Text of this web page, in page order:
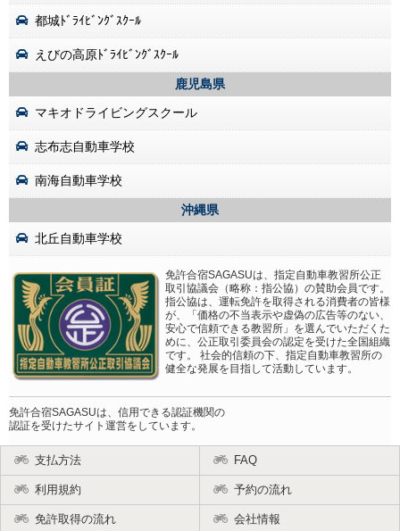
都城ﾄﾞﾗｲﾋﾞﾝｸﾞｽｸｰﾙ
えびの高原ﾄﾞﾗｲﾋﾞﾝｸﾞｽｸｰﾙ
鹿児島県
マキオドライビングスクール
志布志自動車学校
南海自動車学校
沖縄県
北丘自動車学校
免許合宿SAGASUは、指定自動車教習所公正
取引協議会（略称：指公協）の賛助会員です。
指公協は、運転免許を取得される消費者の皆様
が、「価格の不当表示や虚偽の広告等のない、
安心で信頼できる教習所」を選んでいただくた
めに、公正取引委員会の認定を受けた全国組織
です。 社会的信頼の下、指定自動車教習所の
健全な発展を目指して活動しています。
免許合宿SAGASUは、信用できる認証機関の
認証を受けたサイト運営をしています。
支払方法 FAQ
利用規約 予約の流れ
免許取得の流れ 会社情報